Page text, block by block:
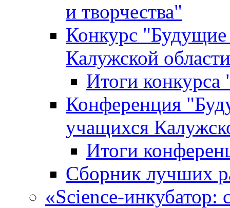
и творчества"
Конкурс
Калужской области
Итоги
Конференция
учащихся
Итоги
Сборник лучших
«Science-инкубатор: